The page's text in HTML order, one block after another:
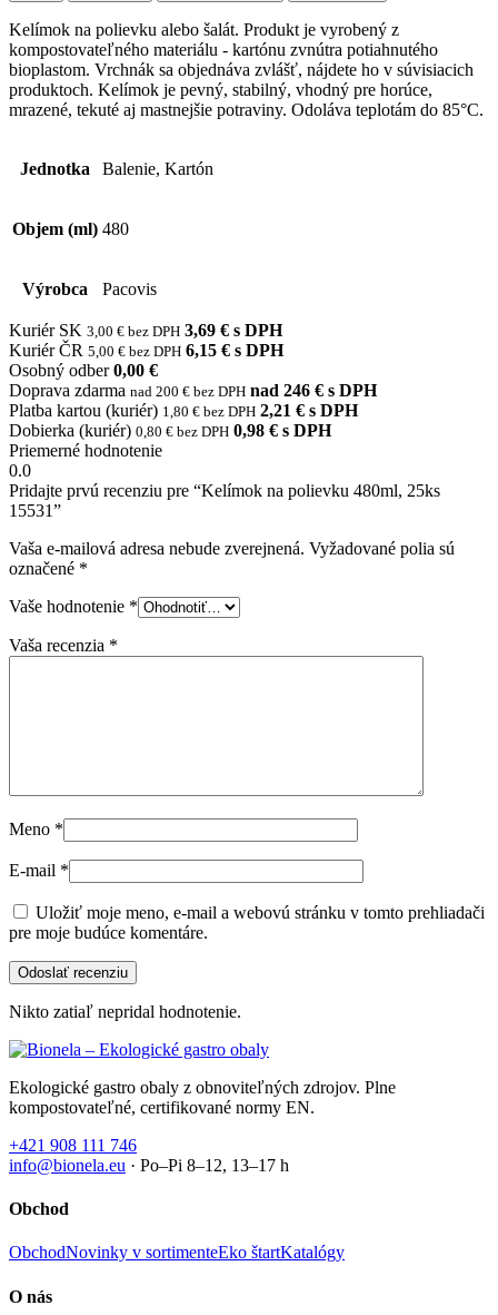
Kelímok na polievku alebo šalát. Produkt je vyrobený z
kompostovateľného materiálu - kartónu zvnútra potiahnutého
bioplastom. Vrchnák sa objednáva zvlášť, nájdete ho v súvisiacich
produktoch. Kelímok je pevný, stabilný, vhodný pre horúce,
mrazené, tekuté aj mastnejšie potraviny. Odoláva teplotám do 85°C.
Jednotka Balenie, Kartón
Objem (ml) 480
Výrobca Pacovis
Kuriér SK 3,00 € bez DPH 3,69 € s DPH
Kuriér ČR 5,00 € bez DPH 6,15 € s DPH
Osobný odber 0,00 €
Doprava zdarma nad 200 € bez DPH nad 246 € s DPH
Platba kartou (kuriér) 1,80 € bez DPH 2,21 € s DPH
Dobierka (kuriér) 0,80 € bez DPH 0,98 € s DPH
Priemerné hodnotenie
0.0
Pridajte prvú recenziu pre “Kelímok na polievku 480ml, 25ks
15531”
Vaša e-mailová adresa nebude zverejnená. Vyžadované polia sú
označené *
Vaše hodnotenie *
Vaša recenzia *
Meno *
E-mail *
Uložiť moje meno, e-mail a webovú stránku v tomto prehliadači
pre moje budúce komentáre.
Nikto zatiaľ nepridal hodnotenie.
Ekologické gastro obaly z obnoviteľných zdrojov. Plne
kompostovateľné, certifikované normy EN.
+421 908 111 746
info@bionela.eu · Po–Pi 8–12, 13–17 h
Obchod
ObchodNovinky v sortimenteEko štartKatalógy
O nás